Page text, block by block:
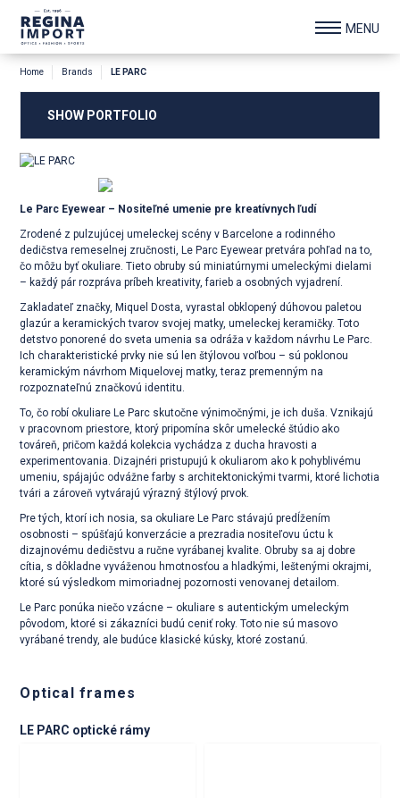
Home Brands LE PARC
SHOW PORTFOLIO
Le Parc Eyewear – Nositeľné umenie pre kreatívnych ľudí
Zrodené z pulzujúcej umeleckej scény v Barcelone a rodinného
dedičstva remeselnej zručnosti, Le Parc Eyewear pretvára pohľad na to,
čo môžu byť okuliare. Tieto obruby sú miniatúrnymi umeleckými dielami
– každý pár rozpráva príbeh kreativity, farieb a osobných vyjadrení.
Zakladateľ značky, Miquel Dosta, vyrastal obklopený dúhovou paletou
glazúr a keramických tvarov svojej matky, umeleckej keramičky. Toto
detstvo ponorené do sveta umenia sa odráža v každom návrhu Le Parc.
Ich charakteristické prvky nie sú len štýlovou voľbou – sú poklonou
keramickým návrhom Miquelovej matky, teraz premenným na
rozpoznateľnú značkovú identitu.
To, čo robí okuliare Le Parc skutočne výnimočnými, je ich duša. Vznikajú
v pracovnom priestore, ktorý pripomína skôr umelecké štúdio ako
továreň, pričom každá kolekcia vychádza z ducha hravosti a
experimentovania. Dizajnéri pristupujú k okuliarom ako k pohyblivému
umeniu, spájajúc odvážne farby s architektonickými tvarmi, ktoré lichotia
tvári a zároveň vytvárajú výrazný štýlový prvok.
Pre tých, ktorí ich nosia, sa okuliare Le Parc stávajú predĺžením
osobnosti – spúšťajú konverzácie a prezradia nositeľovu úctu k
dizajnovému dedičstvu a ručne vyrábanej kvalite. Obruby sa aj dobre
cítia, s dôkladne vyváženou hmotnosťou a hladkými, leštenými okrajmi,
ktoré sú výsledkom mimoriadnej pozornosti venovanej detailom.
Le Parc ponúka niečo vzácne – okuliare s autentickým umeleckým
pôvodom, ktoré si zákazníci budú ceniť roky. Toto nie sú masovo
vyrábané trendy, ale budúce klasické kúsky, ktoré zostanú.
Optical frames
LE PARC optické rámy